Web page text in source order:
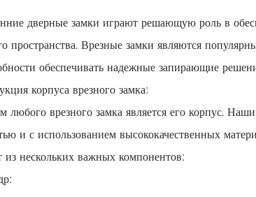
дверные замки играют решающую роль в
пространства. Врезные замки являются
обеспечивать надежные запирающие
корпуса врезного замка:
любого врезного замка является его корпус.
и с использованием высококачественных
из нескольких важных компонентов: